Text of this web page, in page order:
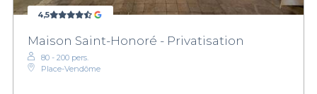
4,5
Maison Saint-Honoré - Privatisation
80 - 200 pers.
Place-Vendôme